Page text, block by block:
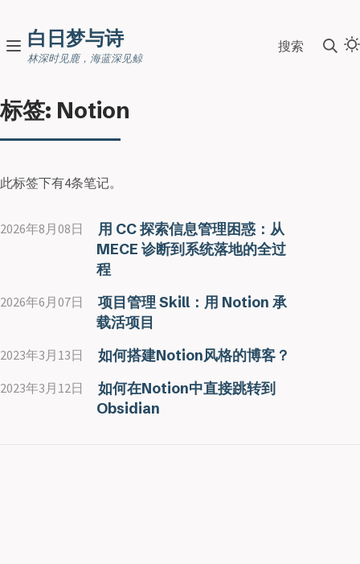
白日梦与诗
林深时见鹿，海蓝深见鲸
搜索
标签: Notion
此标签下有4条笔记。
2026年8月08日
用 CC 探索信息管理困惑：从
MECE 诊断到系统落地的全过
程
2026年6月07日
项目管理 Skill：用 Notion 承
载活项目
2023年3月13日 如何搭建Notion风格的博客？
2023年3月12日
如何在Notion中直接跳转到
Obsidian